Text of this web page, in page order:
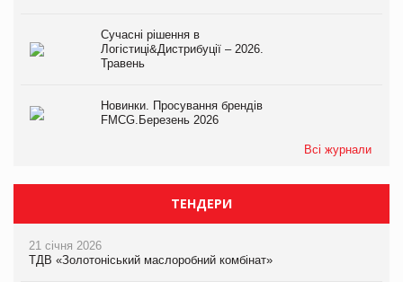
Сучасні рішення в
Логістиці&Дистрибуції – 2026.
Травень
Новинки. Просування брендів
FMCG.Березень 2026
Всі журнали
ТЕНДЕРИ
21 січня 2026
ТДВ «Золотоніський маслоробний комбінат»